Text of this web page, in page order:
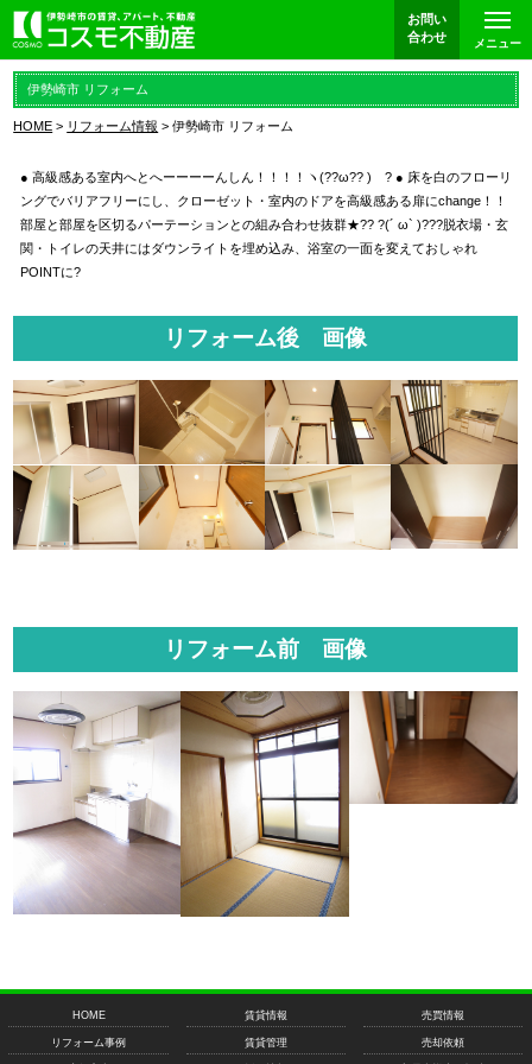
お問い
合わせ
メニュー
伊勢崎市 リフォーム
HOME リフォーム情報 伊勢崎市 リフォーム
● 高級感ある室内へとへーーーーんしん！！！！ヽ(??ω?? )ゝ? ● 床を白のフローリ
ングでバリアフリーにし、クローゼット・室内のドアを高級感ある扉にchange！！
部屋と部屋を区切るパーテーションとの組み合わせ抜群★?? ?(´ ω` )???脱衣場・玄
関・トイレの天井にはダウンライトを埋め込み、浴室の一面を変えておしゃれ
POINTに?
リフォーム後 画像
リフォーム前 画像
HOME 賃貸情報 売買情報
リフォーム事例 賃貸管理 売却依頼